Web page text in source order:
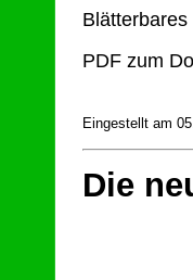
PDF zum
Eingestellt am
Die